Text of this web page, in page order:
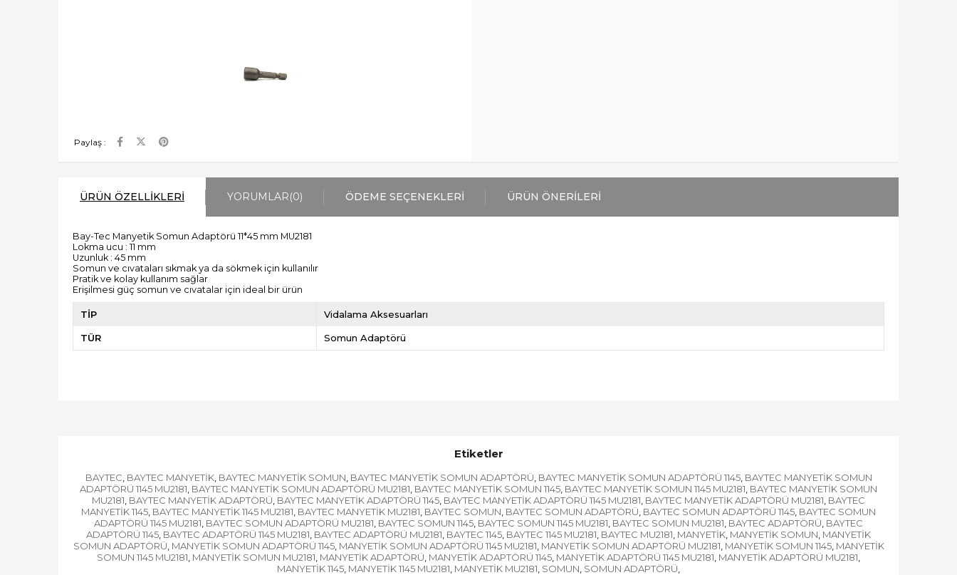
Paylaş :
ÜRÜN ÖZELLIKLERI YORUMLAR(0) ÖDEME SEÇENEKLERI ÜRÜN ÖNERILERI
Bay-Tec Manyetik Somun Adaptörü 11*45 mm MU2181
Lokma ucu : 11 mm
Uzunluk : 45 mm
Somun ve cıvataları sıkmak ya da sökmek için kullanılır
Pratik ve kolay kullanım sağlar
Erişilmesi güç somun ve cıvatalar için ideal bir ürün
TİP Vidalama Aksesuarları
TÜR Somun Adaptörü
Etiketler
BAYTEC, BAYTEC MANYETİK, BAYTEC MANYETİK SOMUN, BAYTEC MANYETİK SOMUN ADAPTÖRÜ, BAYTEC MANYETİK SOMUN ADAPTÖRÜ 1145, BAYTEC MANYETİK SOMUN
ADAPTÖRÜ 1145 MU2181, BAYTEC MANYETİK SOMUN ADAPTÖRÜ MU2181, BAYTEC MANYETİK SOMUN 1145, BAYTEC MANYETİK SOMUN 1145 MU2181, BAYTEC MANYETİK SOMUN
MU2181, BAYTEC MANYETİK ADAPTÖRÜ, BAYTEC MANYETİK ADAPTÖRÜ 1145, BAYTEC MANYETİK ADAPTÖRÜ 1145 MU2181, BAYTEC MANYETİK ADAPTÖRÜ MU2181, BAYTEC
MANYETİK 1145, BAYTEC MANYETİK 1145 MU2181, BAYTEC MANYETİK MU2181, BAYTEC SOMUN, BAYTEC SOMUN ADAPTÖRÜ, BAYTEC SOMUN ADAPTÖRÜ 1145, BAYTEC SOMUN
ADAPTÖRÜ 1145 MU2181, BAYTEC SOMUN ADAPTÖRÜ MU2181, BAYTEC SOMUN 1145, BAYTEC SOMUN 1145 MU2181, BAYTEC SOMUN MU2181, BAYTEC ADAPTÖRÜ, BAYTEC
ADAPTÖRÜ 1145, BAYTEC ADAPTÖRÜ 1145 MU2181, BAYTEC ADAPTÖRÜ MU2181, BAYTEC 1145, BAYTEC 1145 MU2181, BAYTEC MU2181, MANYETİK, MANYETİK SOMUN, MANYETİK
SOMUN ADAPTÖRÜ, MANYETİK SOMUN ADAPTÖRÜ 1145, MANYETİK SOMUN ADAPTÖRÜ 1145 MU2181, MANYETİK SOMUN ADAPTÖRÜ MU2181, MANYETİK SOMUN 1145, MANYETİK
SOMUN 1145 MU2181, MANYETİK SOMUN MU2181, MANYETİK ADAPTÖRÜ, MANYETİK ADAPTÖRÜ 1145, MANYETİK ADAPTÖRÜ 1145 MU2181, MANYETİK ADAPTÖRÜ MU2181,
MANYETİK 1145, MANYETİK 1145 MU2181, MANYETİK MU2181, SOMUN, SOMUN ADAPTÖRÜ,